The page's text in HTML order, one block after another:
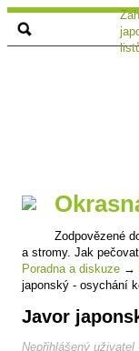
Zodpovězené
a stromy. Jak
Poradna a diskuze →
japonský - osychání
Javor
Nepřihlášený